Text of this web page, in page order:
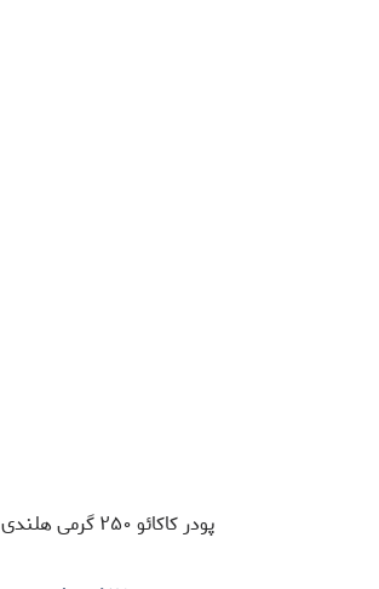
پودر کاکائو ۲۵۰ گرمی هلندی